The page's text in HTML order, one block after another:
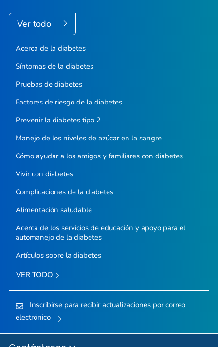
Ver todo
Acerca de la diabetes
Síntomas de la diabetes
Pruebas de diabetes
Factores de riesgo de la diabetes
Prevenir la diabetes tipo 2
Manejo de los niveles de azúcar en la sangre
Cómo ayudar a los amigos y familiares con diabetes
Vivir con diabetes
Complicaciones de la diabetes
Alimentación saludable
Acerca de los servicios de educación y apoyo para el
automanejo de la diabetes
Artículos sobre la diabetes
VER TODO
Inscribirse para recibir actualizaciones por correo
electrónico